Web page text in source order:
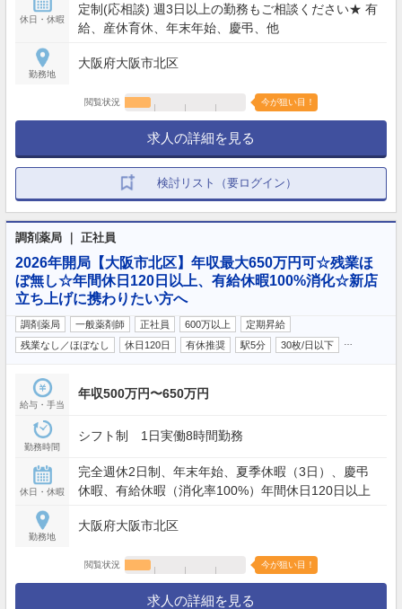
休日・休暇
定制(応相談) 週3日以上の勤務もご相談ください★ 有
給、産休育休、年末年始、慶弔、他
勤務地
大阪府大阪市北区
閲覧状況 今が狙い目！
求人の詳細を見る
検討リスト（要ログイン）
調剤薬局 ｜ 正社員
2026年開局【大阪市北区】年収最大650万円可☆残業ほ
ぼ無し☆年間休日120日以上、有給休暇100%消化☆新店
立ち上げに携わりたい方へ
調剤薬局 一般薬剤師 正社員 600万以上
定期昇給
残業なし／ほぼなし
休日120日 有休推奨 駅5分 30枚/日以下
給与・手当
年収500万円〜650万円
勤務時間
シフト制 1日実働8時間勤務
休日・休暇
完全週休2日制、年末年始、夏季休暇（3日）、慶弔
休暇、有給休暇（消化率100%）年間休日120日以上
勤務地
大阪府大阪市北区
閲覧状況 今が狙い目！
求人の詳細を見る